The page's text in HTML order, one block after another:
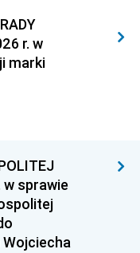
2009
2006
1994
1991
r. w
marki
w sprawie